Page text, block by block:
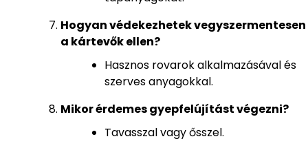
Hogyan védekezhetek vegyszermentesen
a kártevők ellen?
Hasznos rovarok alkalmazásával és
szerves anyagokkal.
Mikor érdemes gyepfelújítást végezni?
Tavasszal vagy ősszel.